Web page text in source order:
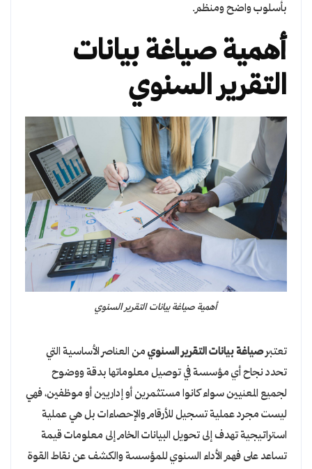
بأسلوب واضح ومنظم.
أهمية صياغة بيانات
التقرير السنوي
أهمية صياغة بيانات التقرير السنوي
تعتبرصياغة بيانات التقرير السنويمن العناصر الأساسية التي
تحدد نجاح أي مؤسسة في توصيل معلوماتها بدقة ووضوح
لجميع المعنيين سواء كانوا مستثمرين أو إداريين أو موظفين، فهي
ليست مجرد عملية تسجيل للأرقام والإحصاءات بل هي عملية
استراتيجية تهدف إلى تحويل البيانات الخام إلى معلومات قيمة
تساعد على فهم الأداء السنوي للمؤسسة والكشف عن نقاط القوة